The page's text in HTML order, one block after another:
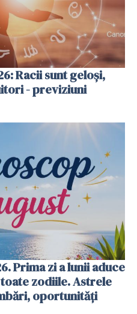
Racii sunt geloși,
- previziuni
Prima zi a lunii aduce
zodiile. Astrele
oportunități